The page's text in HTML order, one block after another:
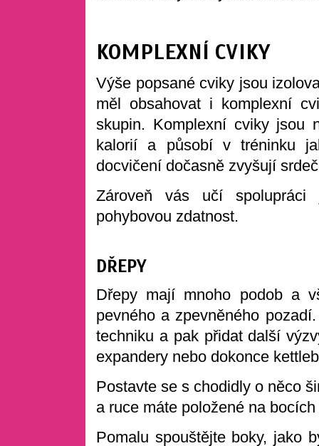
KOMPLEXNÍ CVIKY
Výše popsané cviky jsou
měl obsahovat i komplexní
skupin. Komplexní cviky jsou
kalorií a působí v tréninku
docvičení dočasně zvyšují
Zároveň vás učí spolupráci
pohybovou zdatnost.
DŘEPY
Dřepy mají mnoho podob a
pevného a zpevněného
techniku a pak přidat další
expandery nebo dokonce
Postavte se s chodidly o něco
a ruce máte položené na
Pomalu spouštějte boky, jako